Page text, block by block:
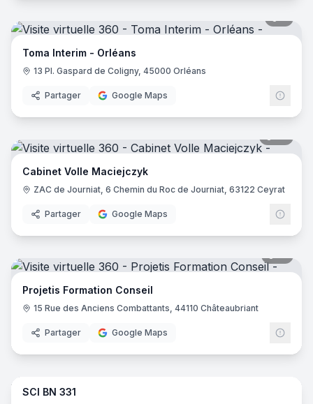
Toma Interim - Orléans
13 Pl. Gaspard de Coligny, 45000 Orléans
Partager Google Maps
Cabinet Volle Maciejczyk
ZAC de Journiat, 6 Chemin du Roc de Journiat, 63122 Ceyrat
Partager Google Maps
Projetis Formation Conseil
15 Rue des Anciens Combattants, 44110 Châteaubriant
Partager Google Maps
12
SCI BN 331